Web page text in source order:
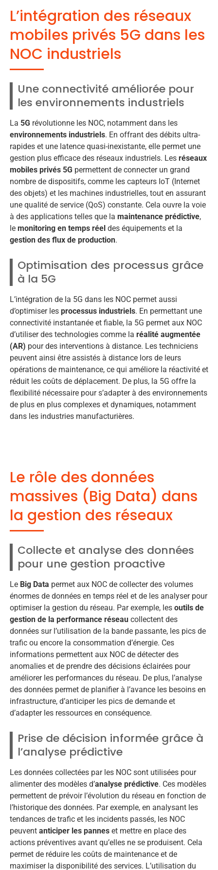
L’intégration des réseaux
mobiles privés 5G dans les
NOC industriels
Une connectivité améliorée pour
les environnements industriels
La 5G révolutionne les NOC, notamment dans les
environnements industriels. En offrant des débits ultra-
rapides et une latence quasi-inexistante, elle permet une
gestion plus efficace des réseaux industriels. Les réseaux
mobiles privés 5G permettent de connecter un grand
nombre de dispositifs, comme les capteurs IoT (Internet
des objets) et les machines industrielles, tout en assurant
une qualité de service (QoS) constante. Cela ouvre la voie
à des applications telles que la maintenance prédictive,
le monitoring en temps réel des équipements et la
gestion des flux de production.
Optimisation des processus grâce
à la 5G
L’intégration de la 5G dans les NOC permet aussi
d’optimiser les processus industriels. En permettant une
connectivité instantanée et fiable, la 5G permet aux NOC
d’utiliser des technologies comme la réalité augmentée
(AR) pour des interventions à distance. Les techniciens
peuvent ainsi être assistés à distance lors de leurs
opérations de maintenance, ce qui améliore la réactivité et
réduit les coûts de déplacement. De plus, la 5G offre la
flexibilité nécessaire pour s’adapter à des environnements
de plus en plus complexes et dynamiques, notamment
dans les industries manufacturières.
Le rôle des données
massives (Big Data) dans
la gestion des réseaux
Collecte et analyse des données
pour une gestion proactive
Le Big Data permet aux NOC de collecter des volumes
énormes de données en temps réel et de les analyser pour
optimiser la gestion du réseau. Par exemple, les outils de
gestion de la performance réseau collectent des
données sur l’utilisation de la bande passante, les pics de
trafic ou encore la consommation d’énergie. Ces
informations permettent aux NOC de détecter des
anomalies et de prendre des décisions éclairées pour
améliorer les performances du réseau. De plus, l’analyse
des données permet de planifier à l’avance les besoins en
infrastructure, d’anticiper les pics de demande et
d’adapter les ressources en conséquence.
Prise de décision informée grâce à
l’analyse prédictive
Les données collectées par les NOC sont utilisées pour
alimenter des modèles d’analyse prédictive. Ces modèles
permettent de prévoir l’évolution du réseau en fonction de
l’historique des données. Par exemple, en analysant les
tendances de trafic et les incidents passés, les NOC
peuvent anticiper les pannes et mettre en place des
actions préventives avant qu’elles ne se produisent. Cela
permet de réduire les coûts de maintenance et de
maximiser la disponibilité des services. L’utilisation du